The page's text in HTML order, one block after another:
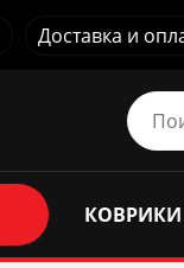
Доставка и
КОВРИКИ